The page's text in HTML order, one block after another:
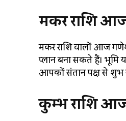
मकर राशि
मकर राशि वालों आज
प्लान बना सकते हैं। भूमि
आपकों संतान पक्ष से शुभ
कुम्भ राशि